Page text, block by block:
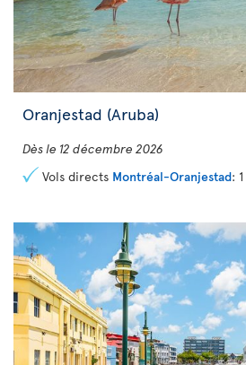
Oranjestad (Aruba)
Dès le 12 décembre 2026
Vols directs Montréal-Oranjestad: